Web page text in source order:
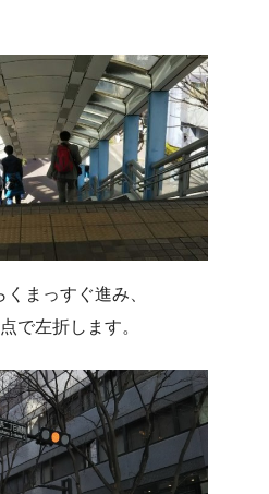
まっすぐ進み、
で左折します。